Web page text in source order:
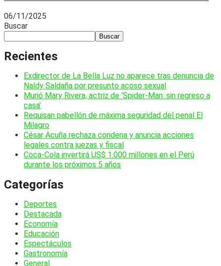
06/11/2025
Buscar
Buscar
Recientes
Exdirector de La Bella Luz no aparece tras denuncia de
Naldy Saldaña por presunto acoso sexual
Murió Mary Rivera, actriz de ‘Spider-Man: sin regreso a
casa’
Requisan pabellón de máxima seguridad del penal El
Milagro
César Acuña rechaza condena y anuncia acciones
legales contra juezas y fiscal
Coca-Cola invertirá US$ 1.000 millones en el Perú
durante los próximos 5 años
Categorías
Deportes
Destacada
Economía
Educación
Espectáculos
Gastronomía
General